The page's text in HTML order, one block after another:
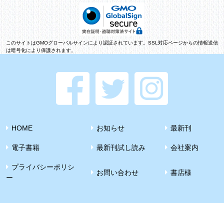
このサイトはGMOグローバルサインにより認証されています。SSL対応ページからの情報送信
は暗号化により保護されます。
HOME お知らせ 最新刊
電子書籍 最新刊試し読み 会社案内
プライバシーポリシ
ー
お問い合わせ 書店様